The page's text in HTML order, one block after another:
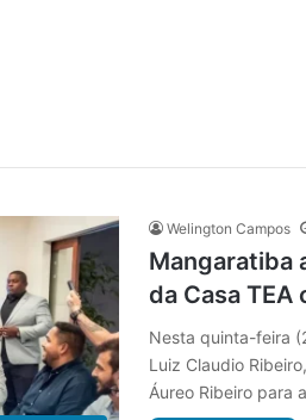
Welington Campos
Mangaratiba
da Casa
Nesta quinta-feira
Luiz Claudio
Áureo Ribeiro para